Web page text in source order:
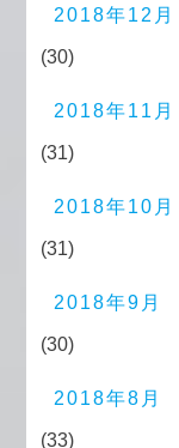
2018年12月
(30)
2018年11月
(31)
2018年10月
(31)
2018年9月
(30)
2018年8月
(33)